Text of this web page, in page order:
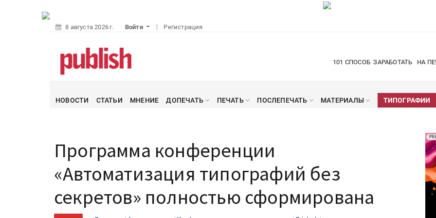
8 августа 2026 г. Войти Регистрация
101 СПОСОБ ЗАРАБОТАТЬ НА
НОВОСТИ СТАТЬИ МНЕНИЕ ДОПЕЧАТЬ ПЕЧАТЬ ПОСЛЕПЕЧАТЬ МАТЕРИАЛЫ ТИПОГРАФИИ
Программа конференции
«Автоматизация типографий без
секретов» полностью сформирована